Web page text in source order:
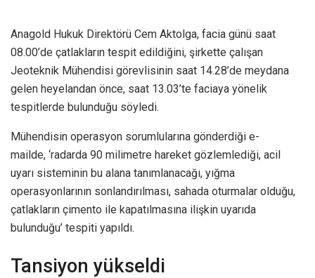
Anagold Hukuk Direktörü Cem Aktolga, facia günü saat
08.00’de çatlakların tespit edildiğini, şirkette çalışan
Jeoteknik Mühendisi görevlisinin saat 14.28’de meydana
gelen heyelandan önce, saat 13.03’te faciaya yönelik
tespitlerde bulunduğu söyledi.
Mühendisin operasyon sorumlularına gönderdiği e-
mailde, ‘radarda 90 milimetre hareket gözlemlediği, acil
uyarı sisteminin bu alana tanımlanacağı, yığma
operasyonlarının sonlandırılması, sahada oturmalar olduğu,
çatlakların çimento ile kapatılmasına ilişkin uyarıda
bulunduğu’ tespiti yapıldı.
Tansiyon yükseldi